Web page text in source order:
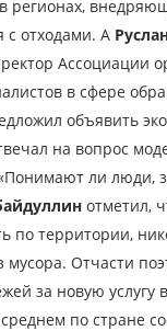
регионах,
отходами. А
Ассоциации
в сфере
объявить
на вопрос
ли люди,
отметил,
по территории,
мусора. Отчасти
за новую услугу
по стране